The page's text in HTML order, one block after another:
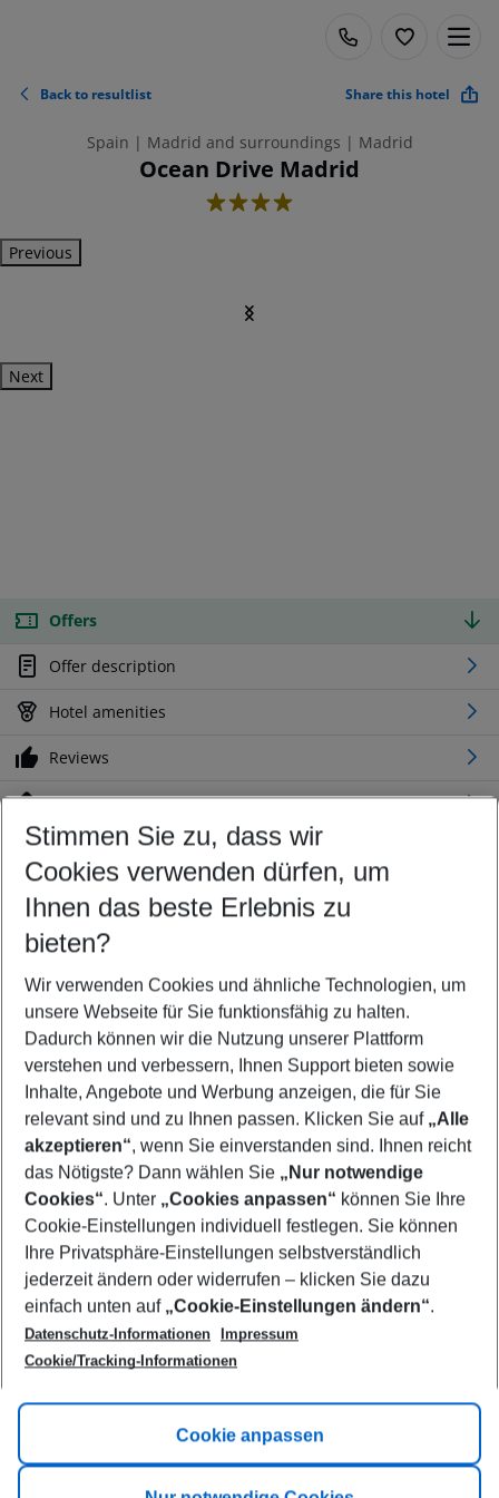
Back to resultlist Share this hotel
Spain | Madrid and surroundings | Madrid
Ocean Drive Madrid
4
Previous
Next
Offers
Offer description
Hotel amenities
Reviews
Location
Customize your offer
Find the perfect deal which suits your best
Your departure airport
Any airport
Select your date range
08/08/26–06/08/27 5-8 nights
Who will travel
2 adults No children
Show more filter
Footer
Footer navigation
Title A
Link A
Stimmen Sie zu, dass wir
Cookies verwenden dürfen, um
Ihnen das beste Erlebnis zu
bieten?
Wir verwenden Cookies und ähnliche Technologien, um
unsere Webseite für Sie funktionsfähig zu halten.
Dadurch können wir die Nutzung unserer Plattform
verstehen und verbessern, Ihnen Support bieten sowie
Inhalte, Angebote und Werbung anzeigen, die für Sie
relevant sind und zu Ihnen passen. Klicken Sie auf „Alle
akzeptieren“, wenn Sie einverstanden sind. Ihnen reicht
das Nötigste? Dann wählen Sie „Nur notwendige
Cookies“. Unter „Cookies anpassen“ können Sie Ihre
Cookie-Einstellungen individuell festlegen. Sie können
Ihre Privatsphäre-Einstellungen selbstverständlich
jederzeit ändern oder widerrufen – klicken Sie dazu
einfach unten auf „Cookie-Einstellungen ändern“.
Datenschutz-Informationen
Impressum
Cookie/Tracking-Informationen
Cookie anpassen